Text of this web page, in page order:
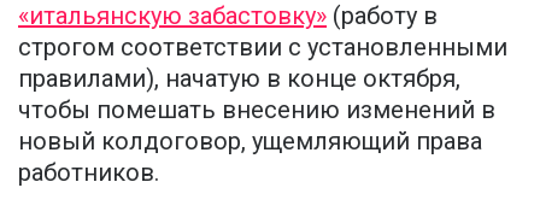
«итальянскую забастовку» (работу в
строгом соответствии с установленными
правилами), начатую в конце октября,
чтобы помешать внесению изменений в
новый колдоговор, ущемляющий права
работников.